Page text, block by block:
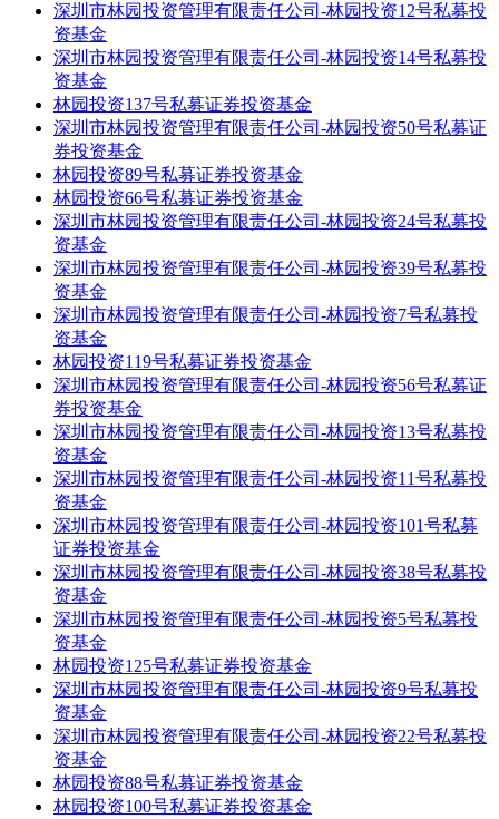
深圳市林园投资管理有限责任公司-林园投资12号私募投
资基金
深圳市林园投资管理有限责任公司-林园投资14号私募投
资基金
林园投资137号私募证券投资基金
深圳市林园投资管理有限责任公司-林园投资50号私募证
券投资基金
林园投资89号私募证券投资基金
林园投资66号私募证券投资基金
深圳市林园投资管理有限责任公司-林园投资24号私募投
资基金
深圳市林园投资管理有限责任公司-林园投资39号私募投
资基金
深圳市林园投资管理有限责任公司-林园投资7号私募投
资基金
林园投资119号私募证券投资基金
深圳市林园投资管理有限责任公司-林园投资56号私募证
券投资基金
深圳市林园投资管理有限责任公司-林园投资13号私募投
资基金
深圳市林园投资管理有限责任公司-林园投资11号私募投
资基金
深圳市林园投资管理有限责任公司-林园投资101号私募
证券投资基金
深圳市林园投资管理有限责任公司-林园投资38号私募投
资基金
深圳市林园投资管理有限责任公司-林园投资5号私募投
资基金
林园投资125号私募证券投资基金
深圳市林园投资管理有限责任公司-林园投资9号私募投
资基金
深圳市林园投资管理有限责任公司-林园投资22号私募投
资基金
林园投资88号私募证券投资基金
林园投资100号私募证券投资基金